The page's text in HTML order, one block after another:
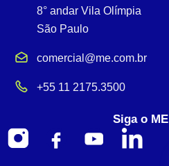
8° andar Vila Olímpia
São Paulo
comercial@me.com.br
+55 11 2175.3500
Siga o ME